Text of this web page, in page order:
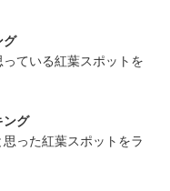
グ
ている紅葉スポットを
ング
った紅葉スポットをラ